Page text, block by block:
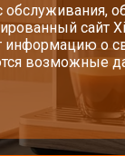
обслуживания,
сайт
информацию о
возможные